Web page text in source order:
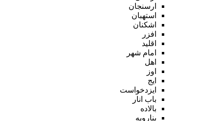
ارسنجان
استهبان
اشکنان
افزر
اقلید
امام شهر
اهل
اوز
ایج
ایزدخواست
باب انار
بالاده
بنارویه